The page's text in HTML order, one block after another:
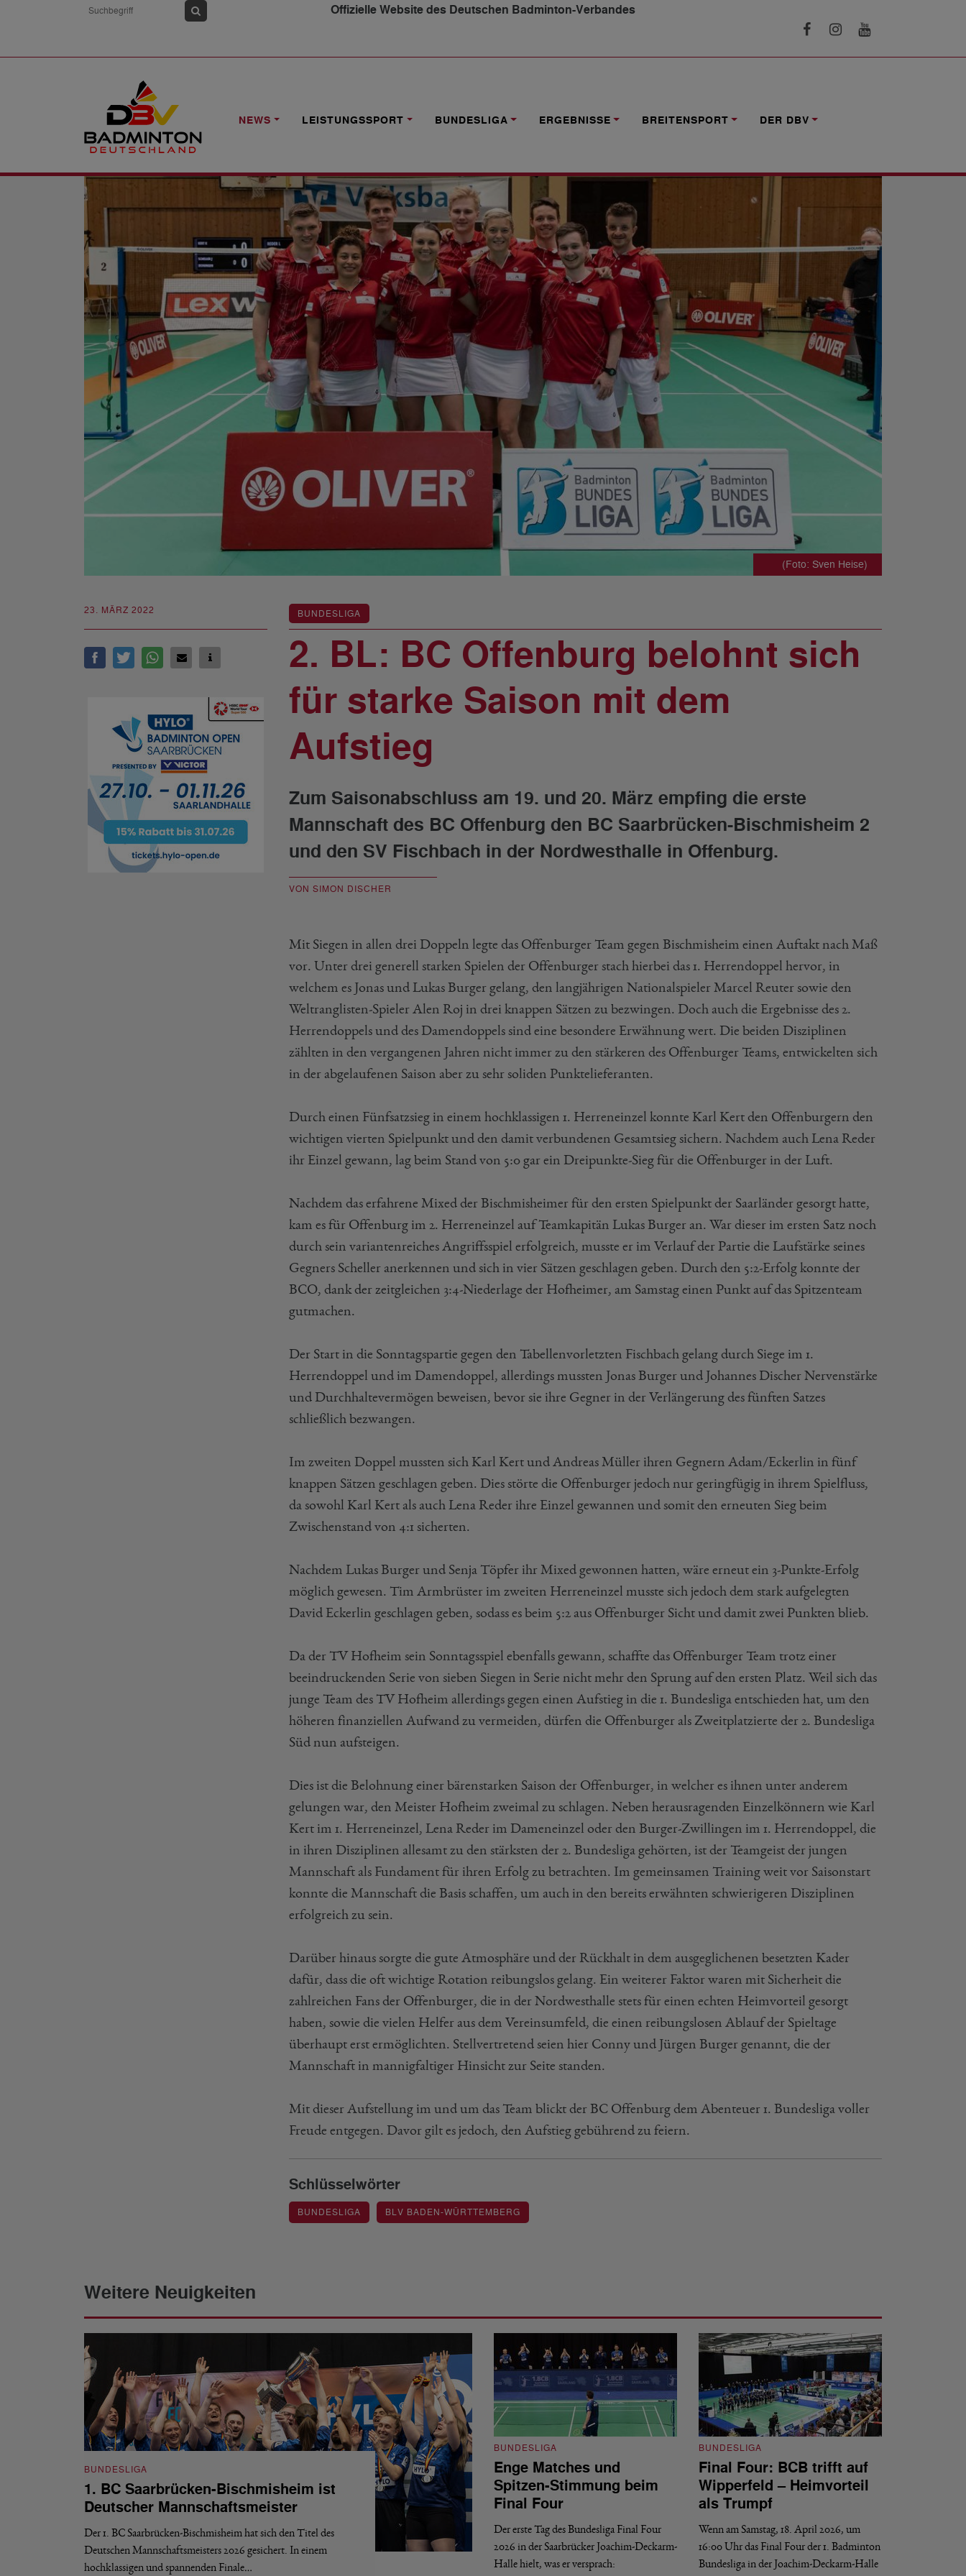
Offizielle Website des Deutschen Badminton-Verbandes
NEWS LEISTUNGSSPORT BUNDESLIGA ERGEBNISSE BREITENSPORT DER DBV
NEWS
(Foto: Sven Heise)
23. MÄRZ 2022 BUNDESLIGA
2. BL: BC Offenburg belohnt sich
für starke Saison mit dem
Aufstieg
Zum Saisonabschluss am 19. und 20. März empfing die erste
Mannschaft des BC Offenburg den BC Saarbrücken-Bischmisheim 2
und den SV Fischbach in der Nordwesthalle in Offenburg.
VON SIMON DISCHER
Mit Siegen in allen drei Doppeln legte das Offenburger Team gegen Bischmisheim einen Auftakt nach Maß
vor. Unter drei generell starken Spielen der Offenburger stach hierbei das 1. Herrendoppel hervor, in
welchem es Jonas und Lukas Burger gelang, den langjährigen Nationalspieler Marcel Reuter sowie den
Weltranglisten-Spieler Alen Roj in drei knappen Sätzen zu bezwingen. Doch auch die Ergebnisse des 2.
Herrendoppels und des Damendoppels sind eine besondere Erwähnung wert. Die beiden Disziplinen
zählten in den vergangenen Jahren nicht immer zu den stärkeren des Offenburger Teams, entwickelten sich
in der abgelaufenen Saison aber zu sehr soliden Punktelieferanten.
Durch einen Fünfsatzsieg in einem hochklassigen 1. Herreneinzel konnte Karl Kert den Offenburgern den
wichtigen vierten Spielpunkt und den damit verbundenen Gesamtsieg sichern. Nachdem auch Lena Reder
ihr Einzel gewann, lag beim Stand von 5:0 gar ein Dreipunkte-Sieg für die Offenburger in der Luft.
Nachdem das erfahrene Mixed der Bischmisheimer für den ersten Spielpunkt der Saarländer gesorgt hatte,
kam es für Offenburg im 2. Herreneinzel auf Teamkapitän Lukas Burger an. War dieser im ersten Satz noch
durch sein variantenreiches Angriffsspiel erfolgreich, musste er im Verlauf der Partie die Laufstärke seines
Gegners Scheller anerkennen und sich in vier Sätzen geschlagen geben. Durch den 5:2-Erfolg konnte der
BCO, dank der zeitgleichen 3:4-Niederlage der Hofheimer, am Samstag einen Punkt auf das Spitzenteam
gutmachen.
Der Start in die Sonntagspartie gegen den Tabellenvorletzten Fischbach gelang durch Siege im 1.
Herrendoppel und im Damendoppel, allerdings mussten Jonas Burger und Johannes Discher Nervenstärke
und Durchhaltevermögen beweisen, bevor sie ihre Gegner in der Verlängerung des fünften Satzes
schließlich bezwangen.
Im zweiten Doppel mussten sich Karl Kert und Andreas Müller ihren Gegnern Adam/Eckerlin in fünf
knappen Sätzen geschlagen geben. Dies störte die Offenburger jedoch nur geringfügig in ihrem Spielfluss,
da sowohl Karl Kert als auch Lena Reder ihre Einzel gewannen und somit den erneuten Sieg beim
Zwischenstand von 4:1 sicherten.
Nachdem Lukas Burger und Senja Töpfer ihr Mixed gewonnen hatten, wäre erneut ein 3-Punkte-Erfolg
möglich gewesen. Tim Armbrüster im zweiten Herreneinzel musste sich jedoch dem stark aufgelegten
David Eckerlin geschlagen geben, sodass es beim 5:2 aus Offenburger Sicht und damit zwei Punkten blieb.
Da der TV Hofheim sein Sonntagsspiel ebenfalls gewann, schaffte das Offenburger Team trotz einer
beeindruckenden Serie von sieben Siegen in Serie nicht mehr den Sprung auf den ersten Platz. Weil sich das
junge Team des TV Hofheim allerdings gegen einen Aufstieg in die 1. Bundesliga entschieden hat, um den
höheren finanziellen Aufwand zu vermeiden, dürfen die Offenburger als Zweitplatzierte der 2. Bundesliga
Süd nun aufsteigen.
Dies ist die Belohnung einer bärenstarken Saison der Offenburger, in welcher es ihnen unter anderem
gelungen war, den Meister Hofheim zweimal zu schlagen. Neben herausragenden Einzelkönnern wie Karl
Kert im 1. Herreneinzel, Lena Reder im Dameneinzel oder den Burger-Zwillingen im 1. Herrendoppel, die
in ihren Disziplinen allesamt zu den stärksten der 2. Bundesliga gehörten, ist der Teamgeist der jungen
Mannschaft als Fundament für ihren Erfolg zu betrachten. Im gemeinsamen Training weit vor Saisonstart
konnte die Mannschaft die Basis schaffen, um auch in den bereits erwähnten schwierigeren Disziplinen
erfolgreich zu sein.
Darüber hinaus sorgte die gute Atmosphäre und der Rückhalt in dem ausgeglichenen besetzten Kader
dafür, dass die oft wichtige Rotation reibungslos gelang. Ein weiterer Faktor waren mit Sicherheit die
zahlreichen Fans der Offenburger, die in der Nordwesthalle stets für einen echten Heimvorteil gesorgt
haben, sowie die vielen Helfer aus dem Vereinsumfeld, die einen reibungslosen Ablauf der Spieltage
überhaupt erst ermöglichten. Stellvertretend seien hier Conny und Jürgen Burger genannt, die der
Mannschaft in mannigfaltiger Hinsicht zur Seite standen.
Mit dieser Aufstellung im und um das Team blickt der BC Offenburg dem Abenteuer 1. Bundesliga voller
Freude entgegen. Davor gilt es jedoch, den Aufstieg gebührend zu feiern.
Schlüsselwörter
BUNDESLIGA BLV BADEN-WÜRTTEMBERG
Weitere Neuigkeiten
BUNDESLIGA
1. BC Saarbrücken-Bischmisheim ist
Deutscher Mannschaftsmeister
Der 1. BC Saarbrücken-Bischmisheim hat sich den Titel des
Deutschen Mannschaftsmeisters 2026 gesichert. In einem
hochklassigen und spannenden Finale…
BUNDESLIGA
Enge Matches und
Spitzen-Stimmung beim
Final Four
Der erste Tag des Bundesliga Final Four
2026 in der Saarbrücker Joachim-Deckarm-
Halle hielt, was er versprach:
BUNDESLIGA
Final Four: BCB trifft auf
Wipperfeld – Heimvorteil
als Trumpf
Wenn am Samstag, 18. April 2026, um
16:00 Uhr das Final Four der 1. Badminton
Bundesliga in der Joachim-Deckarm-Halle